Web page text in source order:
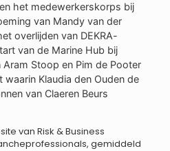
het medewerkerskorps bij
van Mandy van der
overlijden van DEKRA-
van de Marine Hub bij
Aram Stoop en Pim de Pooter
Klaudia den Ouden de
van Claeren Beurs
van Risk & Business
gemiddeld